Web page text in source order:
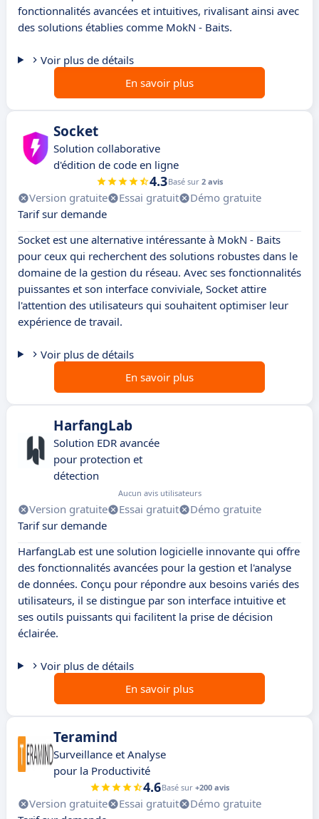
fonctionnalités avancées et intuitives, rivalisant ainsi avec
des solutions établies comme MokN - Baits.
Voir plus de détails
En savoir plus
Socket
Solution collaborative
d'édition de code en ligne
4.3Basé sur 2 avis
Version gratuite Essai gratuit
Démo gratuite
Tarif sur demande
Socket est une alternative intéressante à MokN - Baits
pour ceux qui recherchent des solutions robustes dans le
domaine de la gestion du réseau. Avec ses fonctionnalités
puissantes et son interface conviviale, Socket attire
l'attention des utilisateurs qui souhaitent optimiser leur
expérience de travail.
Voir plus de détails
En savoir plus
HarfangLab
Solution EDR avancée
pour protection et
détection
Aucun avis utilisateurs
Version gratuite Essai gratuit
Démo gratuite
Tarif sur demande
HarfangLab est une solution logicielle innovante qui offre
des fonctionnalités avancées pour la gestion et l'analyse
de données. Conçu pour répondre aux besoins variés des
utilisateurs, il se distingue par son interface intuitive et
ses outils puissants qui facilitent la prise de décision
éclairée.
Voir plus de détails
En savoir plus
Teramind
Surveillance et Analyse
pour la Productivité
4.6Basé sur +200 avis
Version gratuite Essai gratuit
Démo gratuite